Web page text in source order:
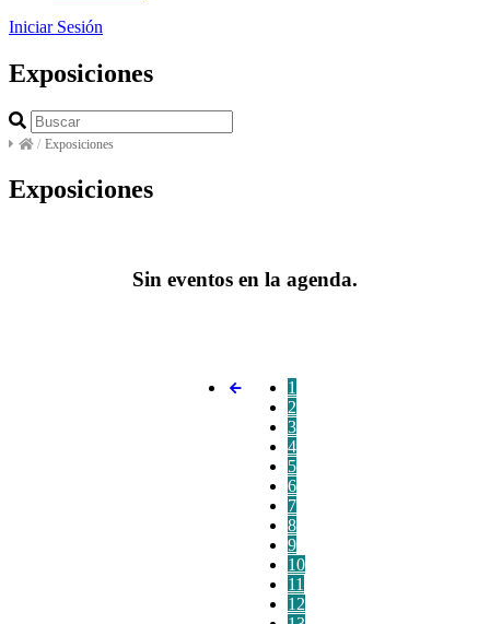
Iniciar Sesión
Exposiciones
/ Exposiciones
Exposiciones
Sin eventos en la agenda.
1
2
3
4
5
6
7
8
9
10
11
12